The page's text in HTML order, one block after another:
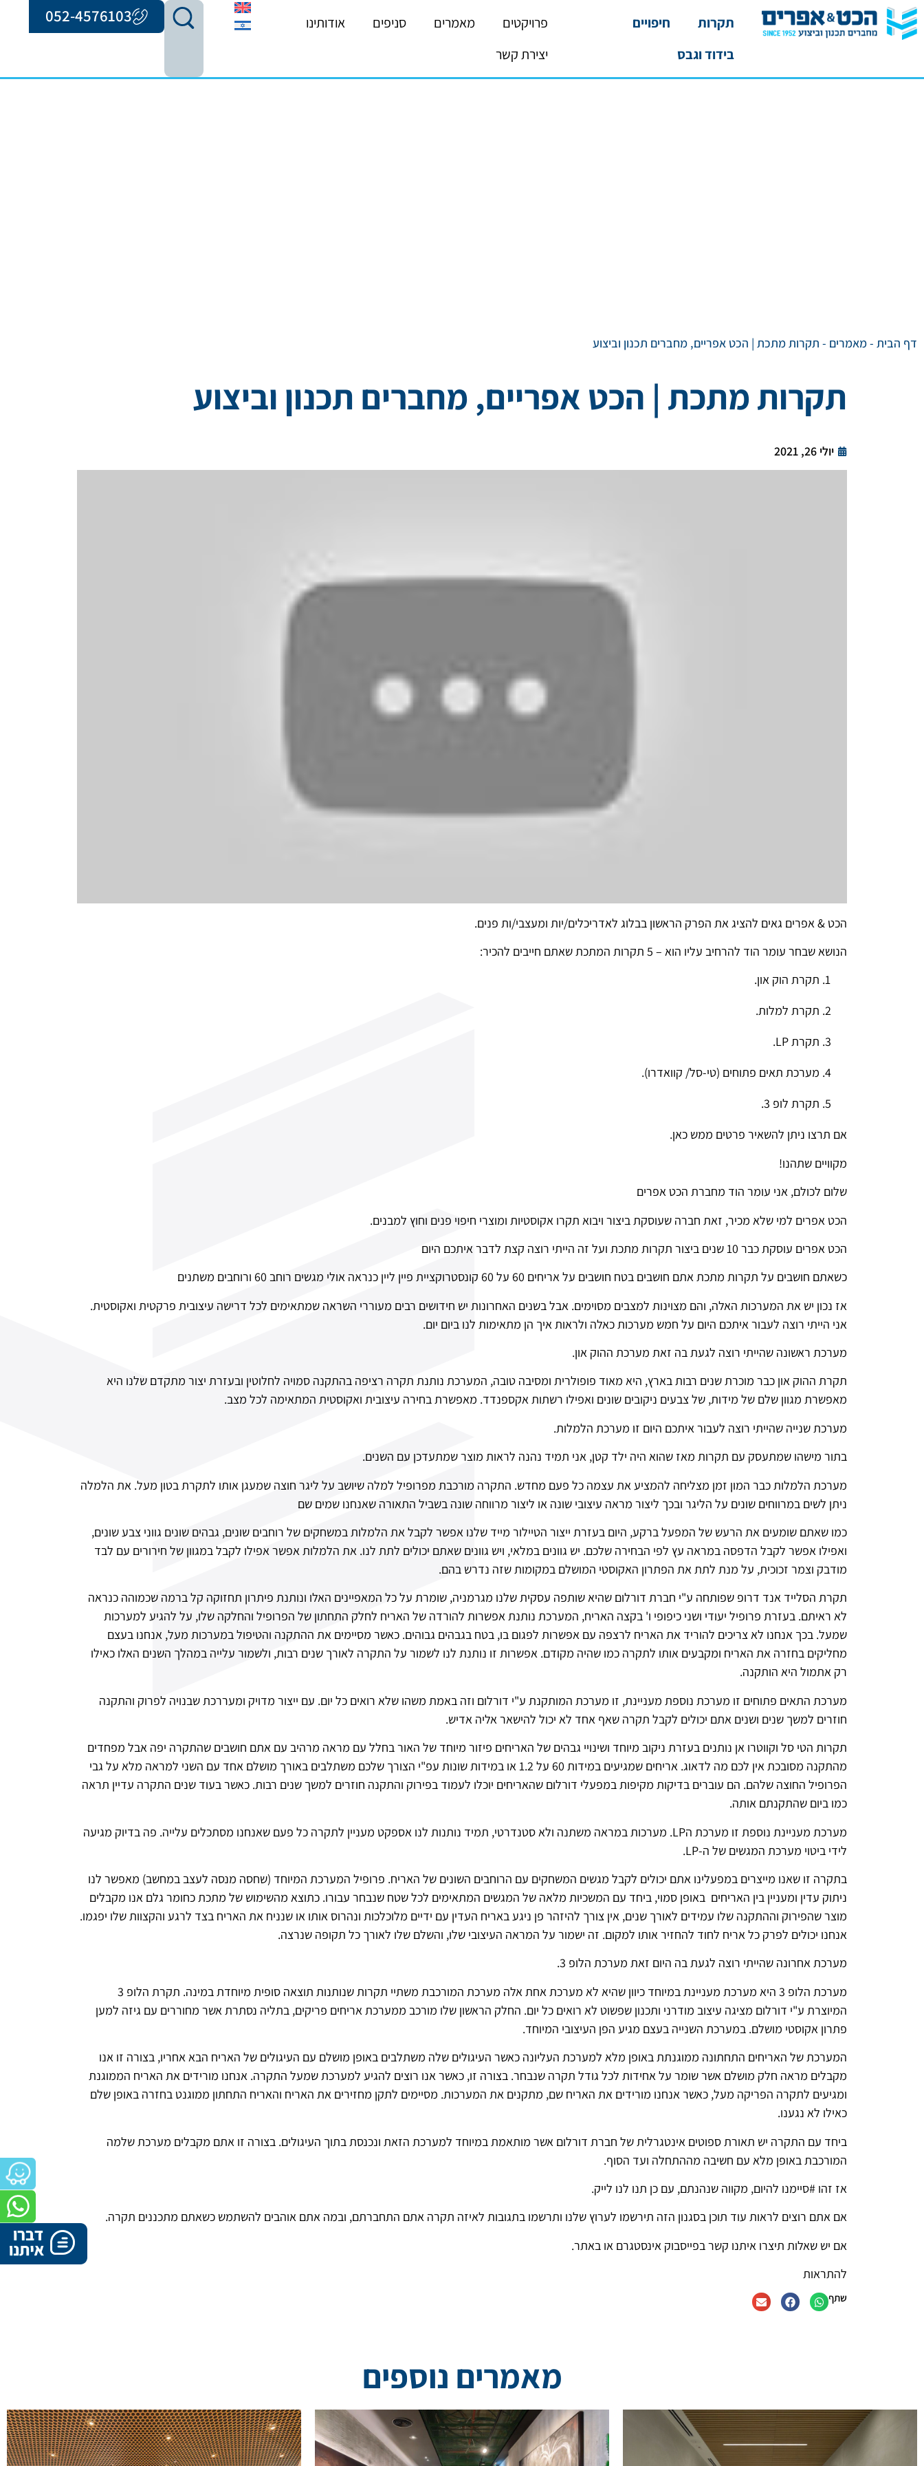
תקרות
חיפויים
בידוד וגבס
פרויקטים מאמרים סניפים
אודותינו
יצירת קשר
052-4576103
דף הבית -מאמרים - תקרות מתכת | הכט אפריים, מחברים תכנון וביצוע
תקרות מתכת | הכט אפריים, מחברים תכנון וביצוע
יולי 26, 2021
הכט & אפרים גאים להציג את הפרק הראשון בבלוג לאדריכלים/יות ומעצבי/ות פנים.
הנושא שבחר עומר הוד להרחיב עליו הוא – 5 תקרות המתכת שאתם חייבים להכיר:
תקרת הוק און.
תקרת למלות.
תקרת LP.
מערכת תאים פתוחים (טי-סל/ קוואדרו).
תקרת לופ 3.
אם תרצו ניתן להשאיר פרטים ממש כאן.
מקוויים שתהנו!
שלום לכולם, אני עומר הוד מחברת הכט אפרים
הכט אפרים למי שלא מכיר, זאת חברה שעוסקת ביצור ויבוא תקרו אקוסטיות ומוצרי חיפוי פנים וחוץ למבנים.
הכט אפרים עוסקת כבר 10 שנים ביצור תקרות מתכת ועל זה הייתי רוצה קצת לדבר איתכם היום
כשאתם חושבים על תקרות מתכת אתם חושבים בטח חושבים על אריחים 60 על 60 קונסטרוקציית פיין ליין כנראה אולי מגשים רוחב 60 ורוחבים משתנים
אז נכון יש את המערכות האלה, והם מצוינות למצבים מסוימים. אבל בשנים האחרונות יש חידושים רבים מעוררי השראה שמתאימים לכל דרישה עיצובית פרקטית ואקוסטית.
אני הייתי רוצה לעבור איתכם היום על חמש מערכות כאלה ולראות איך הן מתאימות לנו ביום יום.
מערכת ראשונה שהייתי רוצה לגעת בה זאת מערכת ההוק און.
תקרת ההוק און כבר מוכרת שנים רבות בארץ, היא מאוד פופולרית ומסיבה טובה, המערכת נותנת תקרה רציפה בהתקנה סמויה לחלוטין ובעזרת יצור מתקדם שלנו היא
מאפשרת מגוון שלם של מידות, של צבעים ניקובים שונים ואפילו רשתות אקספנדד. מאפשרת בחירה עיצובית ואקוסטית המתאימה לכל מצב.
מערכת שנייה שהייתי רוצה לעבור איתכם היום זו מערכת הלמלות.
בתור מישהו שמתעסק עם תקרות מאז שהוא היה ילד קטן, אני תמיד נהנה לראות מוצר שמתעדכן עם השנים.
מערכת הלמלות כבר המון זמן מצליחה להמציע את עצמה כל פעם מחדש. התקרה מורכבת מפרופיל למלה שיושב על ליגר חוצה שמעגן אותו לתקרת בטון מעל. את הלמלה
ניתן לשים במרווחים שונים על הליגר ובכך ליצור מראה עיצובי שונה או ליצור מרווחה שונה בשביל התאורה שאנחנו שמים שם
כמו שאתם שומעים את הרעש של המפעל ברקע, היום בעזרת ייצור הטיילור מייד שלנו אפשר לקבל את הלמלות במשחקים של רוחבים שונים, גבהים שונים גווני צבע שונים,
ואפילו אפשר לקבל הדפסה במראה עץ לפי הבחירה שלכם. יש גוונים במלאי, ויש גוונים שאתם יכולים לתת לנו. את הלמלות אפשר אפילו לקבל במגוון של חירורים עם לבד
מודבק וצמר זכוכית, על מנת לתת את הפתרון האקוסטי המושלם במקומות שזה נדרש בהם.
תקרת הסלייד אנד דרופ שפותחה ע"י חברת דורלום שהיא שותפה עסקית שלנו מגרמניה, שומרת על כל המאפיינים האלו ונותנת פיתרון תחזוקה קל ברמה שכמוהה כנראה
לא ראיתם. בעזרת פרופיל יעודי ושני כיפופי ו' בקצה האריח, המערכת נותנת אפשרות להורדה של האריח לחלק התחתון של הפרופיל והחלקה שלו, על להגיע למערכות
שמעל. בכך אנחנו לא צריכים להוריד את האריח לרצפה עם אפשרות לפגום בו, בטח בגבהים גבוהים. כאשר מסיימים את ההתקנה והטיפול במערכות מעל, אנחנו בעצם
מחליקים בחזרה את האריח ומקבעים אותו לתקרה כמו שהיה מקודם. אפשרות זו נותנת לנו לשמור על התקרה לאורך שנים רבות, ולשמור עלייה במהלך השנים האלו כאילו
רק אתמול היא הותקנה.
מערכת התאים פתוחים זו מערכת נוספת מעניינת, זו מערכת המותקנת ע"י דורלום וזה באמת משהו שלא רואים כל יום. עם ייצור מדויק ומעררכת שבנויה לפרוק והתקנה
חוזרים למשך שנים ושנים אתם יכולים לקבל תקרה שאף אחד לא יכול להישאר אליה אדיש.
תקרות הטי סל וקווטרו אן נותנים בעזרת ניקוב מיוחד ושינויי גבהים של האריחים פיזור מיוחד של האור בחלל עם מראה מרהיב עם אתם חושבים שהתקרה יפה אבל מפחדים
מהתקנה מסובכת אין לכם מה לדאוג. אריחים שמגיעים במידות 60 על 1.2 או במידות שונות עפ"י הצורך שלכם משתלבים באורך מושלם אחד עם השני למראה מלא על גבי
הפרופיל החוצה שלהם. הם עוברים בדיקות מקיפות במפעלי דורלום שהאריחים יוכלו לעמוד בפירוק והתקנה חוזרים למשך שנים רבות. כאשר בעוד שנים התקרה עדיין תראה
כמו ביום שהתקנתם אותה.
מערכת מעניינת נוספת זו מערכת הLP. מערכות במראה משתנה ולא סטנדרטי, תמיד נותנות לנו אספקט מעניין לתקרה כל פעם שאנחנו מסתכלים עלייה. פה בדיוק מגיעה
לידי ביטוי מערכת המגשים של ה-LP.
בתקרה זו שאנו מייצרים במפעלינו אתם יכולים לקבל מגשים המשחקים עם הרוחבים השונים של האריח. פרופיל המערכת המיוחד (שחסה מנסה לעצב במחשב) מאפשר לנו
ניתוק עדין ומעניין בין האריחים באופן סמוי, ביחד עם המשכיות מלאה של המגשים המתאימים לכל שטח שנבחר עבורו. כתוצא מהשימוש של מתכת כחומר גלם אנו מקבלים
מוצר שהפירוק וההתקנה שלו עמידים לאורך שנים, אין צורך להיזהר פן ניגע באריח העדין עם ידיים מלוכלכות ונהרוס אותו או שנניח את האריח בצד לרגע והקצוות שלו יפגמו.
אנחנו יכולים לפרק כל אריח לחוד להחזיר אותו למקום. זה ישמור על המראה העיצובי שלו, והשלם שלו לאורך כל תקופה שנרצה.
מערכת אחרונה שהייתי רוצה לגעת בה היום זאת מערכת הלופ 3.
מערכת הלופ 3 היא מערכת מעניינת במיוחד כיוון שהיא לא מערכת אחת אלה מערכת המורכבת משתיי תקרות שנותנות תוצאה סופית מיוחדת במינה. תקרת הלופ 3
המיוצרת ע"י דורלום מציגה עיצוב מודרני ותכנון שפשוט לא רואים כל יום. החלק הראשון שלו מורכב ממערכת אריחים פריקים, בתליה נסתרת אשר מחוררים עם גיזה למען
פתרון אקוסטי מושלם. במערכת השנייה בעצם מגיע הפן העיצובי המיוחד.
המערכת של האריחים התחתונה ממוגנתת באופן מלא למערכת העליונה כאשר העיגולים שלה משתלבים באופן מושלם עם העיגולים של האריח הבא אחריו, בצורה זו אנו
מקבלים מראה חלק מושלם אשר שומר על אחידות לכל גודל תקרה שנבחר. בצורה זו, כאשר אנו רוצים להגיע למערכת שמעל התקרה. אנחנו מורידים את האריח הממוגנת
ומגיעים לתקרה הפריקה מעל, כאשר אנחנו מורידים את האריח שם, מתקנים את המערכות. מסיימים לתקן מחזירים את האריח והאריח התחתון ממוגנט בחזרה באופן שלם
כאילו לא נגענו.
ביחד עם התקרה יש תאורת ספוטים אינטגרלית של חברת דורלום אשר מותאמת במיוחד למערכת הזאת ונכנסת בתוך העיגולים. בצורה זו אתם מקבלים מערכת שלמה
המורכבת באופן מלא עם חשיבה מההתחלה ועד הסוף.
אז זהו #סיימנו להיום, מקווה שנהנתם, עם כן תנו לנו לייק.
אם אתם רוצים לראות עוד תוכן בסגנון הזה תירשמו לערוץ שלנו ותרשמו בתגובות לאיזה תקרה אתם התחברתם, ובמה אתם אוהבים להשתמש כשאתם מתכננים תקרה.
אם יש שאלות תיצרו איתנו קשר בפייסבוק אינסטגרם או באתר.
להתראות
שתף
מאמרים נוספים